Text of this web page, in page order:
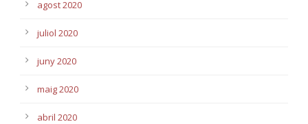
agost 2020
juliol 2020
juny 2020
maig 2020
abril 2020